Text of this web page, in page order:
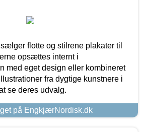
flotte og stilrene plakater til
opsættes internt i
med eget design eller kombineret
fra dygtige kunstnere i
se deres udvalg.
på EngkjærNordisk.dk